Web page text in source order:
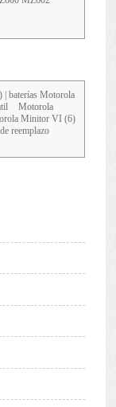
| baterías Motorola
Motorola
Minitor VI (6)
reemplazo